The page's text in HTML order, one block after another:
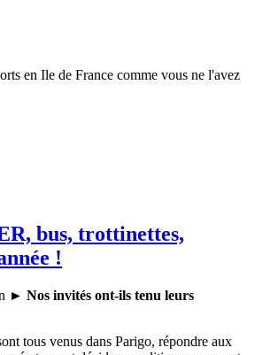
en Ile de France comme vous ne l'avez
bus, trottinettes,
!
► Nos invités ont-ils tenu leurs
tous venus dans Parigo, répondre aux